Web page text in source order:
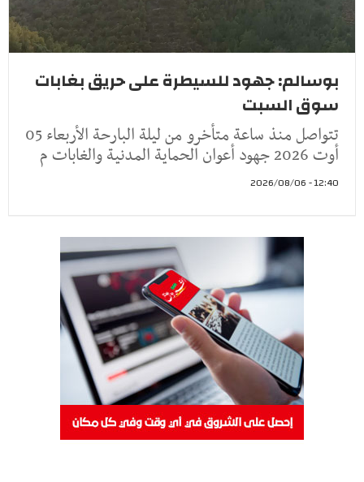
بوسالم: جهود للسيطرة على حريق بغابات
سوق السبت
تتواصل منذ ساعة متأخرو من ليلة البارحة الأربعاء 05
أوت 2026 جهود أعوان الحماية المدنية والغابات م
12:40 - 2026/08/06